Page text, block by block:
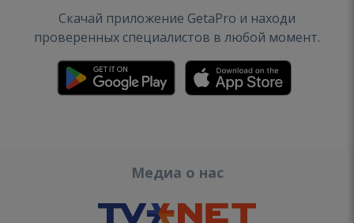
Скачай приложение GetaPro и находи
проверенных специалистов в любой момент.
Медиа о нас